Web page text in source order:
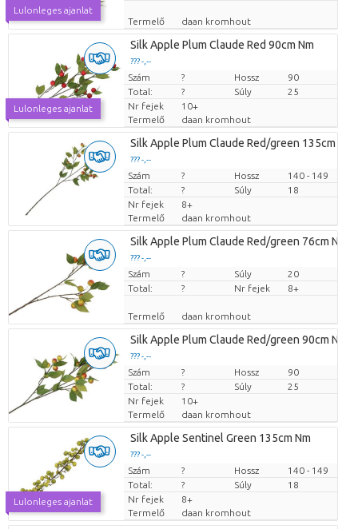
Lulonleges ajanlat
Termelő daan kromhout
Lulonleges ajanlat
Silk Apple Plum Claude Red 90cm Nm
??? -,--
Darabb ár
Szám ? Hossz
90
Total:
? Súly
25
Nr fejek
10+
Termelő
daan kromhout
Silk Apple Plum Claude Red/green 135cm Nm
??? -,--
Darabb ár
Szám ? Hossz
140 - 149
Total:
? Súly
18
Nr fejek
8+
Termelő
daan kromhout
Silk Apple Plum Claude Red/green 76cm Nm
??? -,--
Darabb ár
Szám ? Súly
20
Total:
? Nr fejek 8+
Termelő daan kromhout
Silk Apple Plum Claude Red/green 90cm Nm
??? -,--
Darabb ár
Szám ? Hossz
90
Total:
? Súly
25
Nr fejek
10+
Termelő
daan kromhout
Lulonleges ajanlat
Silk Apple Sentinel Green 135cm Nm
??? -,--
Darabb ár
Szám ? Hossz
140 - 149
Total:
? Súly
18
Nr fejek
8+
Termelő
daan kromhout